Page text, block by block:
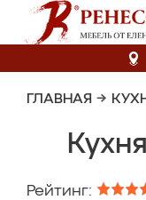
ГЛАВНАЯ →
Рейтинг: